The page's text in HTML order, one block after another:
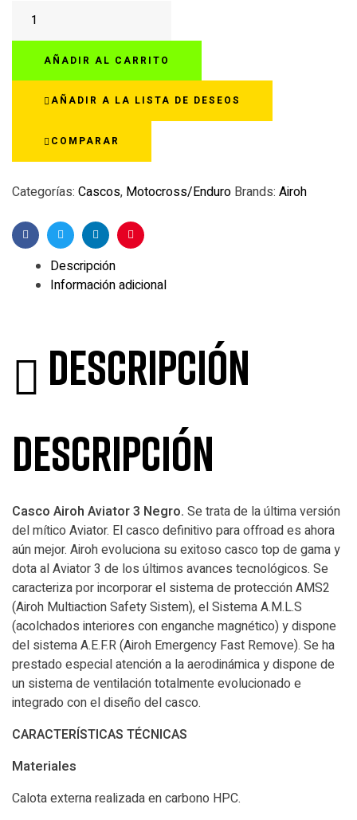
AIROH
AVIATOR
COLOR
NEGRO
cantidad
AÑADIR AL CARRITO
AÑADIR A LA LISTA DE DESEOS
COMPARAR
Categorías: Cascos, Motocross/Enduro Brands: Airoh
FacebookTwitterLinkedinPinterest
Descripción
Información adicional
Descripción
Descripción
Casco Airoh Aviator 3 Negro. Se trata de la última versión
del mítico Aviator. El casco definitivo para offroad es ahora
aún mejor. Airoh evoluciona su exitoso casco top de gama y
dota al Aviator 3 de los últimos avances tecnológicos. Se
caracteriza por incorporar el sistema de protección AMS2
(Airoh Multiaction Safety Sistem), el Sistema A.M.L.S
(acolchados interiores con enganche magnético) y dispone
del sistema A.E.F.R (Airoh Emergency Fast Remove). Se ha
prestado especial atención a la aerodinámica y dispone de
un sistema de ventilación totalmente evolucionado e
integrado con el diseño del casco.
CARACTERÍSTICAS TÉCNICAS
Materiales
Calota externa realizada en carbono HPC.